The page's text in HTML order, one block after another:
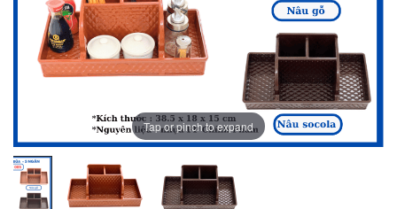
Tap or pinch to expand